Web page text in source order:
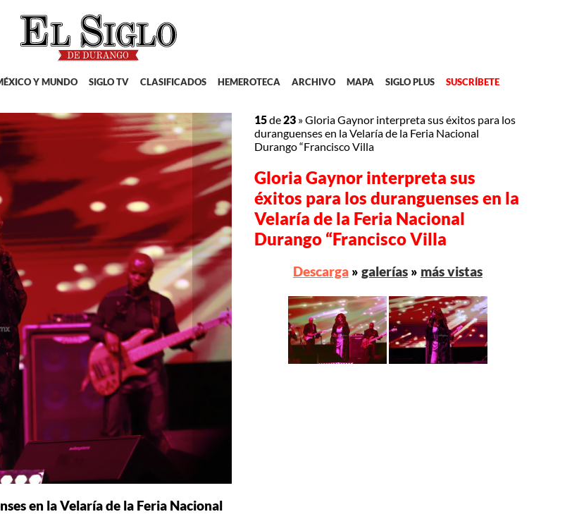
Y MUNDO SIGLO TV CLASIFICADOS HEMEROTECA ARCHIVO MAPA SIGLO PLUS SUSCRÍBETE
en la Velaría de la Feria Nacional
15de23 »Gloria Gaynor interpreta sus éxitos para los
duranguenses en la Velaría de la Feria Nacional
Durango “Francisco Villa
Gloria Gaynor interpreta sus
éxitos para los duranguenses en la
Velaría de la Feria Nacional
Durango “Francisco Villa
Descarga» galerías» más vistas